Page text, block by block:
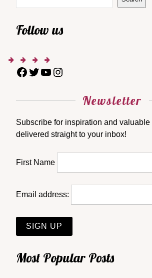
Follow us
Newsletter
Subscribe for inspiration and valuable
delivered straight to your inbox!
First Name
Email address:
Most Popular Posts